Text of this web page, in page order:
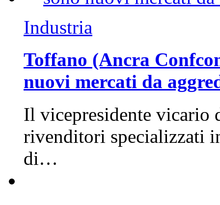
Industria
Toffano (Ancra
nuovi mercati da
Il vicepresidente vicario
rivenditori specializzati
di…